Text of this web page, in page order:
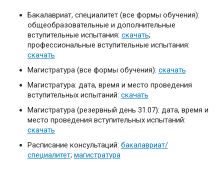
Бакалавриат, специалитет (все формы обучения):
общеобразовательные и дополнительные
вступительные испытания: скачать;
профессиональные вступительные испытания:
скачать
Магистратура (все формы обучения): скачать
Магистратура: дата, время и место проведения
вступительных испытаний: скачать
Магистратура (резервный день 31.07): дата, время и
место проведения вступительных испытаний:
скачать
Расписание консультаций: бакалавриат/
специалитет; магистратура